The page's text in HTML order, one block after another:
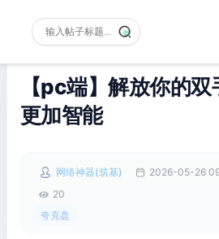
【pc端】解放你的
更加智能
网络神器(筑基) 2026-05-26
20
夸克盘